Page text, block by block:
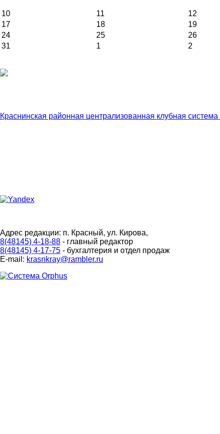
10 11
12
17
18
19
24
25
26
31
1 2
Краснинская районная централизованная клубная
Адрес редакции: п. Красный, ул. Кирова,
8(48145) 4-18-88 - главный редактор
8(48145) 4-17-75 - бухгалтерия и отдел продаж
E-mail: krasnkray@rambler.ru